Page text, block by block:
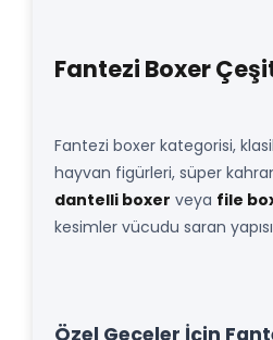
Fantezi Boxer
Fantezi boxer kategorisi,
hayvan figürleri, süper
dantelli boxer veya file
kesimler vücudu saran
Özel Geceler İçin